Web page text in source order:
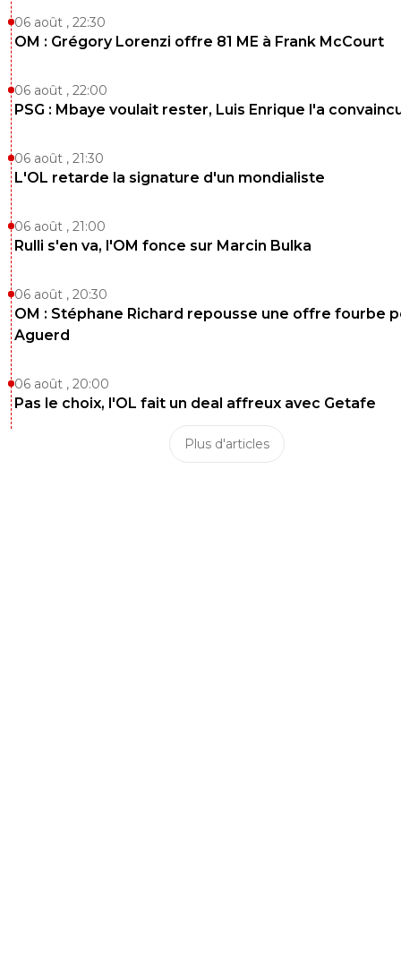
06 août , 22:30
OM : Grégory Lorenzi offre 81 ME à Frank McCourt
06 août , 22:00
PSG : Mbaye voulait rester, Luis Enrique l'a
06 août , 21:30
L'OL retarde la signature d'un mondialiste
06 août , 21:00
Rulli s'en va, l'OM fonce sur Marcin Bulka
06 août , 20:30
OM : Stéphane Richard repousse une offre fourbe
Aguerd
06 août , 20:00
Pas le choix, l'OL fait un deal affreux avec Getafe
Plus d'articles